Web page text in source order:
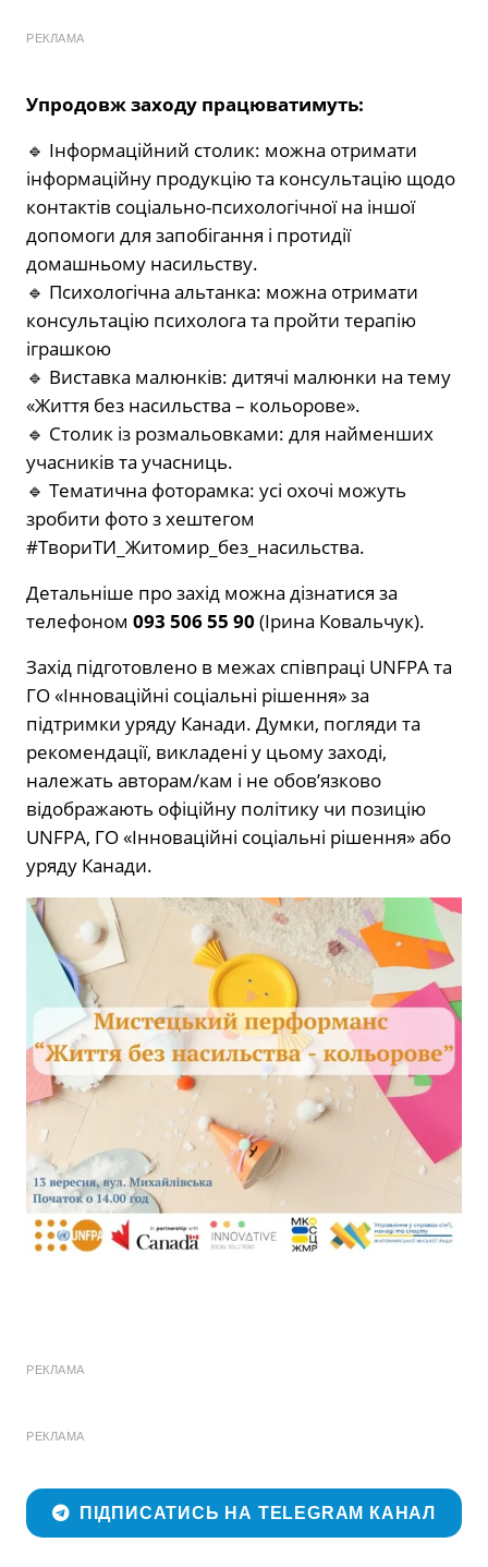
РЕКЛАМА
Упродовж заходу працюватимуть:
🔹 Інформаційний столик: можна отримати
інформаційну продукцію та консультацію щодо
контактів соціально-психологічної на іншої
допомоги для запобігання і протидії
домашньому насильству.
🔹 Психологічна альтанка: можна отримати
консультацію психолога та пройти терапію
іграшкою
🔹 Виставка малюнків: дитячі малюнки на тему
«Життя без насильства – кольорове».
🔹 Столик із розмальовками: для найменших
учасників та учасниць.
🔹 Тематична фоторамка: усі охочі можуть
зробити фото з хештегом
#ТвориТИ_Житомир_без_насильства.
Детальніше про захід можна дізнатися за
телефоном 093 506 55 90 (Ірина Ковальчук).
Захід підготовлено в межах співпраці UNFPA та
ГО «Інноваційні соціальні рішення» за
підтримки уряду Канади. Думки, погляди та
рекомендації, викладені у цьому заході,
належать авторам/кам і не обов’язково
відображають офіційну політику чи позицію
UNFPA, ГО «Інноваційні соціальні рішення» або
уряду Канади.
РЕКЛАМА
РЕКЛАМА
ПІДПИСАТИСЬ НА TELEGRAM КАНАЛ